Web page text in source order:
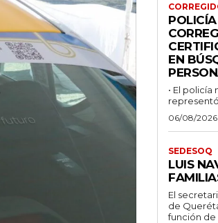
EN
• El
06/08/2026
SEDESOQ
LUIS
El
de
función de